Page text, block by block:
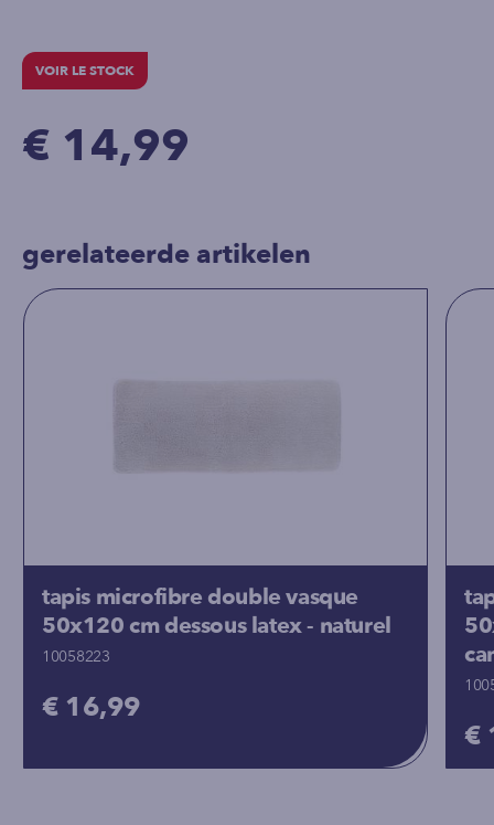
VOIR LE STOCK
€ 14,99
gerelateerde artikelen
tapis microfibre double vasque
50x120 cm dessous latex - naturel
10058223
€ 16,99
€